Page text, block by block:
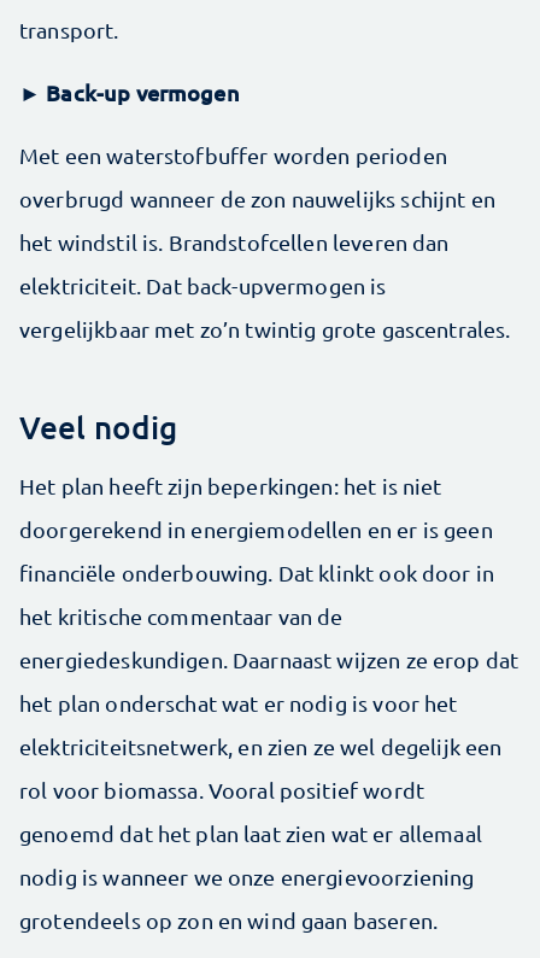
transport.
► Back-up vermogen
Met een waterstofbuffer worden perioden
overbrugd wanneer de zon nauwelijks schijnt en
het windstil is. Brandstofcellen leveren dan
elektriciteit. Dat back-upvermogen is
vergelijkbaar met zo’n twintig grote gascentrales.
Veel nodig
Het plan heeft zijn beperkingen: het is niet
doorgerekend in energiemodellen en er is geen
financiële onderbouwing. Dat klinkt ook door in
het kritische commentaar van de
energiedeskundigen. Daarnaast wijzen ze erop dat
het plan onderschat wat er nodig is voor het
elektriciteitsnetwerk, en zien ze wel degelijk een
rol voor biomassa. Vooral positief wordt
genoemd dat het plan laat zien wat er allemaal
nodig is wanneer we onze energievoorziening
grotendeels op zon en wind gaan baseren.